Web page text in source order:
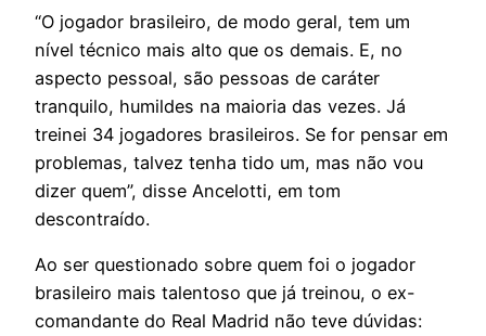
“O jogador brasileiro, de modo geral, tem um
nível técnico mais alto que os demais. E, no
aspecto pessoal, são pessoas de caráter
tranquilo, humildes na maioria das vezes. Já
treinei 34 jogadores brasileiros. Se for pensar em
problemas, talvez tenha tido um, mas não vou
dizer quem”, disse Ancelotti, em tom
descontraído.
Ao ser questionado sobre quem foi o jogador
brasileiro mais talentoso que já treinou, o ex-
comandante do Real Madrid não teve dúvidas: